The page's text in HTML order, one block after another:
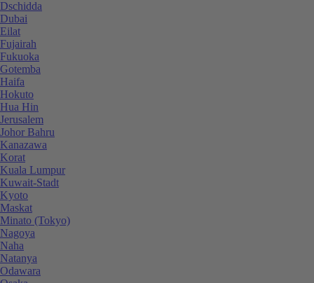
Dschidda
Dubai
Eilat
Fujairah
Fukuoka
Gotemba
Haifa
Hokuto
Hua Hin
Jerusalem
Johor Bahru
Kanazawa
Korat
Kuala Lumpur
Kuwait-Stadt
Kyoto
Maskat
Minato (Tokyo)
Nagoya
Naha
Natanya
Odawara